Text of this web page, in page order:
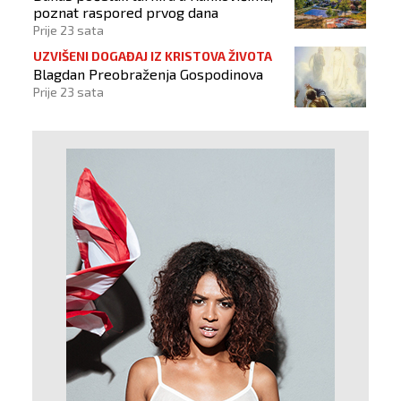
poznat raspored prvog dana
Prije 23 sata
UZVIŠENI DOGAĐAJ IZ KRISTOVA ŽIVOTA
Blagdan Preobraženja Gospodinova
Prije 23 sata